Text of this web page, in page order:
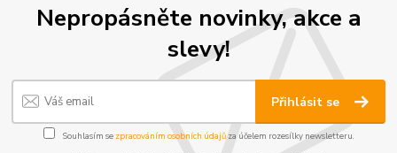
Nepropásněte novinky, akce a
slevy!
Přihlásit se
Souhlasím se zpracováním osobních údajůza účelem rozesílky newsletteru.